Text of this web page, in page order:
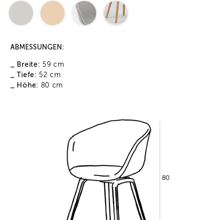
ABMESSUNGEN:
_ Breite: 59 cm
_ Tiefe: 52 cm
_ Höhe: 80 cm